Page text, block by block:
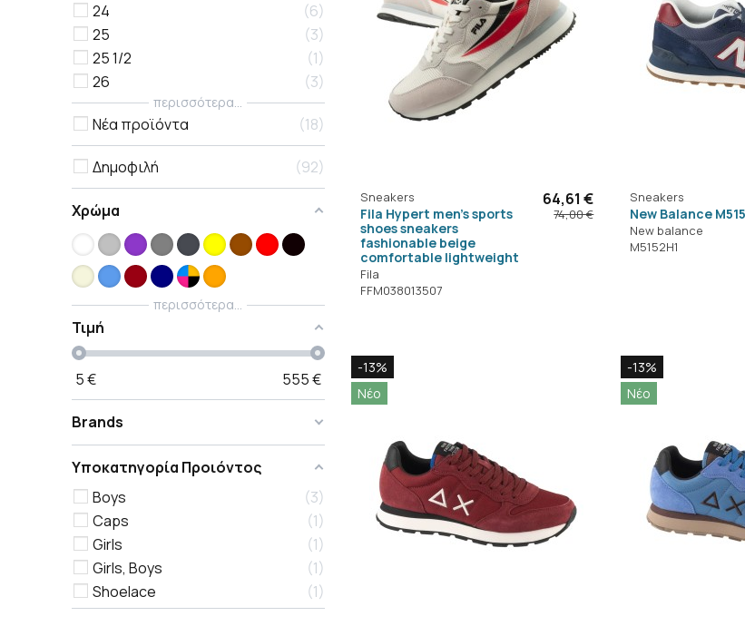
Sneakers
Fila Hypert men's sports
shoes sneakers
fashionable beige
comfortable lightweight
Fila
FFM038013507
64,61 €
74,00 €
Sneakers
New Balance
New balance
M5152H1
-13%
Νέο
-13%
Νέο
24
6
25
3
25 1/2
1
26
3
περισσότερα...
Νέα προϊόντα 18
Δημοφιλή 92
Χρώμα
περισσότερα...
Τιμή
5€ 555€
Brands
Υποκατηγορία Προιόντος
Boys
3
Caps
1
Girls
1
Girls, Boys
1
Shoelace
1